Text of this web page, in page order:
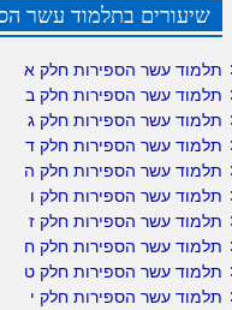
שיעורים בתלמוד עשר
תלמוד עשר הספירות חלק א
תלמוד עשר הספירות חלק ב
תלמוד עשר הספירות חלק ג
תלמוד עשר הספירות חלק ד
תלמוד עשר הספירות חלק ה
תלמוד עשר הספירות חלק ו
תלמוד עשר הספירות חלק ז
תלמוד עשר הספירות חלק ח
תלמוד עשר הספירות חלק ט
תלמוד עשר הספירות חלק י